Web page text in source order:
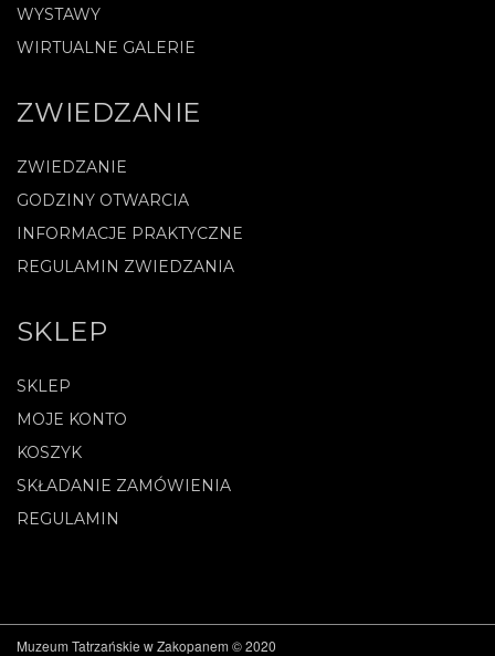
WYSTAWY
WIRTUALNE GALERIE
ZWIEDZANIE
ZWIEDZANIE
GODZINY OTWARCIA
INFORMACJE PRAKTYCZNE
REGULAMIN ZWIEDZANIA
SKLEP
SKLEP
MOJE KONTO
KOSZYK
SKŁADANIE ZAMÓWIENIA
REGULAMIN
Muzeum Tatrzańskie w Zakopanem © 2020